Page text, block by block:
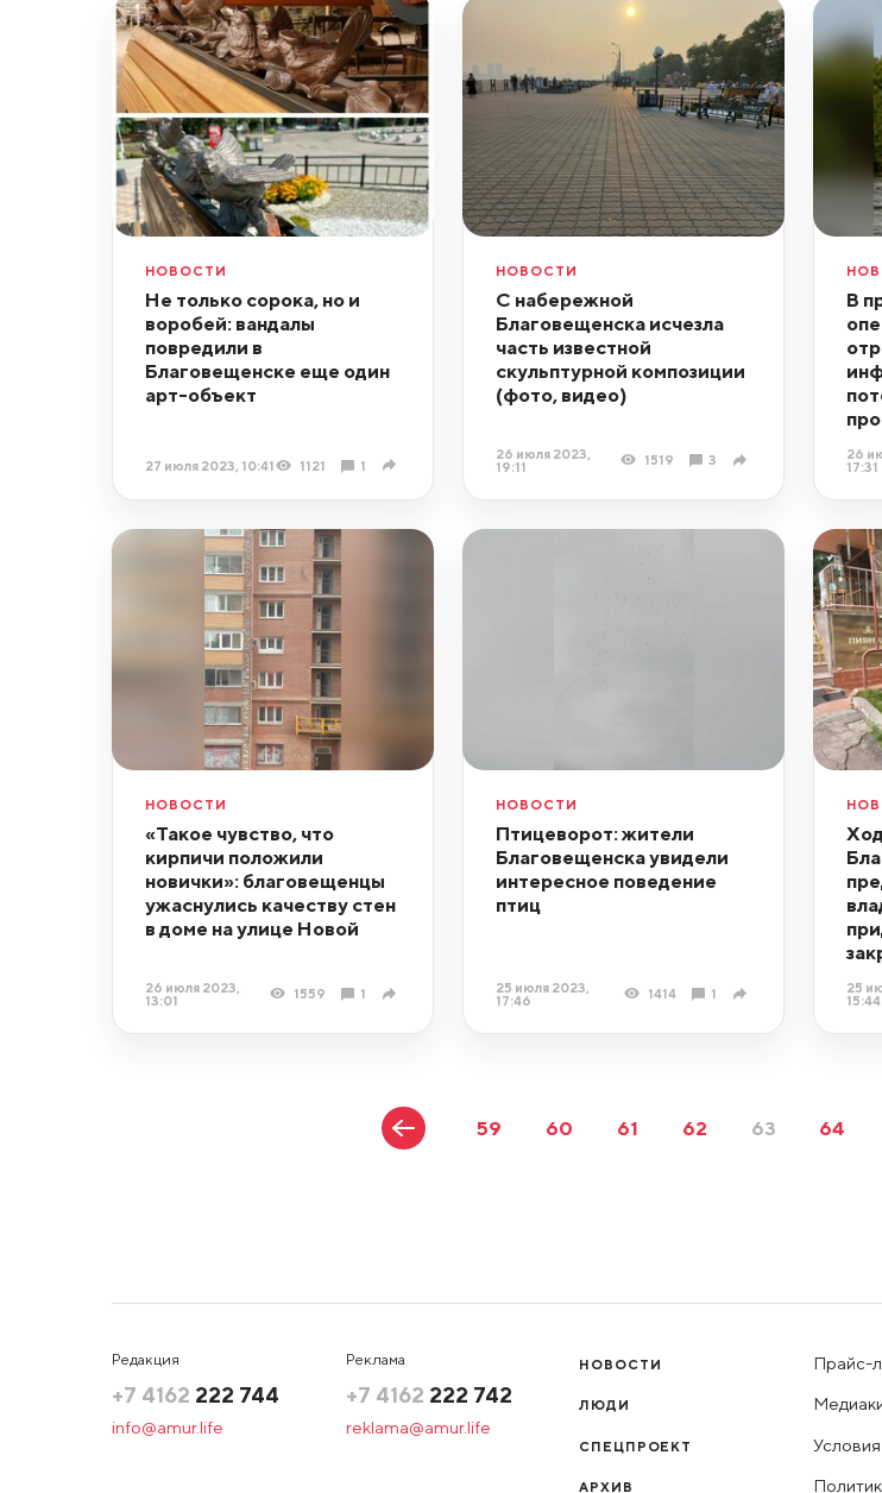
НОВОСТИ
Не только сорока, но и
воробей: вандалы
повредили в
Благовещенске еще один
арт-объект
27 июля 2023, 10:41 1121 1
НОВОСТИ
С набережной
Благовещенска исчезла
часть известной
скульптурной композиции
(фото, видео)
26 июля 2023,
19:11
1519 3
В
26
17:31
НОВОСТИ
«Такое чувство, что
кирпичи положили
новички»: благовещенцы
ужаснулись качеству стен
в доме на улице Новой
26 июля 2023,
13:01
1559 1
НОВОСТИ
Птицеворот: жители
Благовещенска увидели
интересное поведение
птиц
25 июля 2023,
17:46
1414 1
25
15:44
59 60 61 62 63 64
Редакция
+7 4162 222 744
info@amur.life
Реклама
+7 4162 222 742
reklama@amur.life
НОВОСТИ
ЛЮДИ
СПЕЦПРОЕКТ
АРХИВ
Прайс-